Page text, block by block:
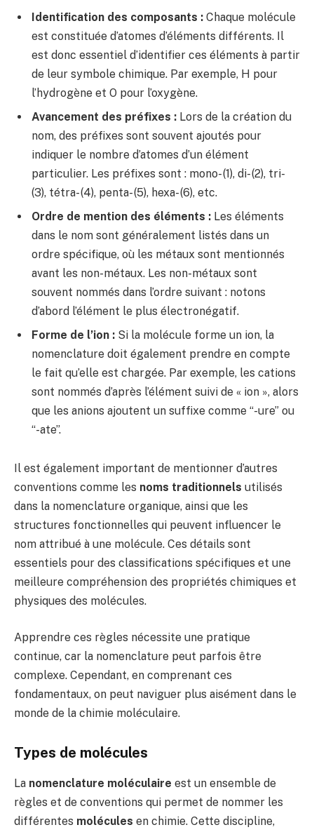
Identification des composants : Chaque molécule
est constituée d’atomes d’éléments différents. Il
est donc essentiel d’identifier ces éléments à partir
de leur symbole chimique. Par exemple, H pour
l’hydrogène et O pour l’oxygène.
Avancement des préfixes : Lors de la création du
nom, des préfixes sont souvent ajoutés pour
indiquer le nombre d’atomes d’un élément
particulier. Les préfixes sont : mono- (1), di- (2), tri-
(3), tétra- (4), penta- (5), hexa- (6), etc.
Ordre de mention des éléments : Les éléments
dans le nom sont généralement listés dans un
ordre spécifique, où les métaux sont mentionnés
avant les non-métaux. Les non-métaux sont
souvent nommés dans l’ordre suivant : notons
d’abord l’élément le plus électronégatif.
Forme de l’ion : Si la molécule forme un ion, la
nomenclature doit également prendre en compte
le fait qu’elle est chargée. Par exemple, les cations
sont nommés d’après l’élément suivi de « ion », alors
que les anions ajoutent un suffixe comme “-ure” ou
“-ate”.
Il est également important de mentionner d’autres
conventions comme les noms traditionnels utilisés
dans la nomenclature organique, ainsi que les
structures fonctionnelles qui peuvent influencer le
nom attribué à une molécule. Ces détails sont
essentiels pour des classifications spécifiques et une
meilleure compréhension des propriétés chimiques et
physiques des molécules.
Apprendre ces règles nécessite une pratique
continue, car la nomenclature peut parfois être
complexe. Cependant, en comprenant ces
fondamentaux, on peut naviguer plus aisément dans le
monde de la chimie moléculaire.
Types de molécules
La nomenclature moléculaire est un ensemble de
règles et de conventions qui permet de nommer les
différentes molécules en chimie. Cette discipline,